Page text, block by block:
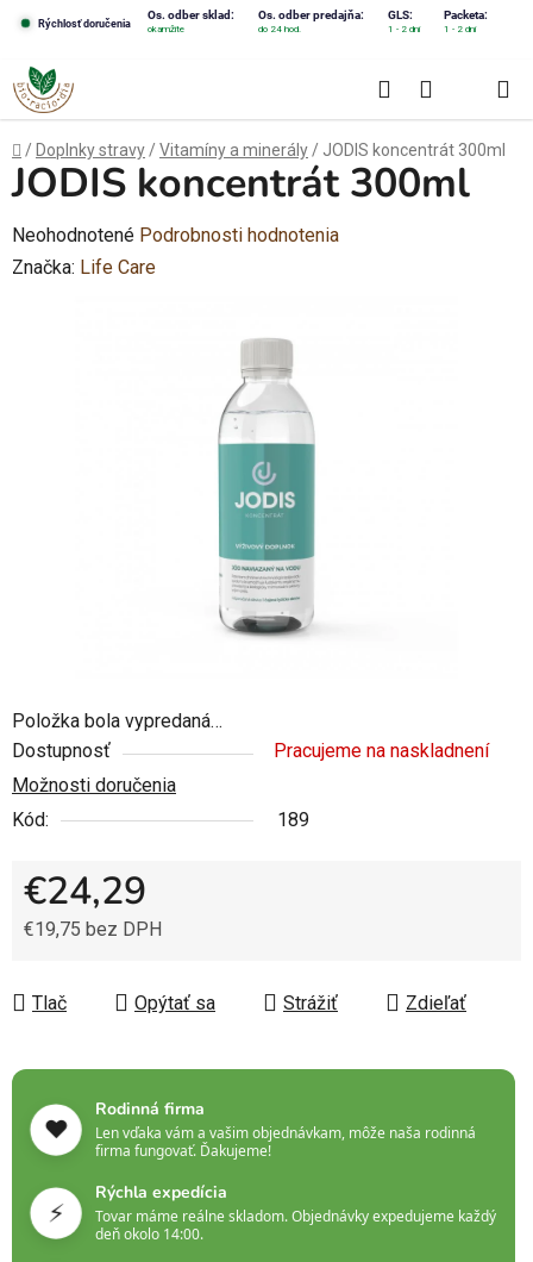
obsah
Rýchlosť doručenia
Os. odber sklad: Os. odber predajňa: GLS: Packeta:
okamžite do 24 hod. 1 - 2 dni 1 - 2 dni
Hľadať
KOŠÍK
Domov
/ Doplnky stravy /Vitamíny a minerály / JODIS koncentrát 300ml
Položka bola vypredaná…
Dostupnosť
Pracujeme na naskladnení
Možnosti doručenia
Kód:
189
€24,29
€19,75 bez DPH
Tlač
Opýtať sa Strážiť Zdieľať
JODIS koncentrát 300ml
Priemerné
hodnotenie
Neohodnotené Podrobnosti hodnotenia
Značka: Life Care
❤️
Rodinná firma
Len vďaka vám a vašim objednávkam, môže naša rodinná
firma fungovať. Ďakujeme!
⚡
Rýchla expedícia
Tovar máme reálne skladom. Objednávky expedujeme každý
deň okolo 14:00.